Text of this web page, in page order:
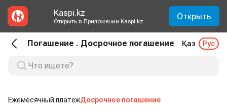
Kaspi.kz
Открыть в Приложении Kaspi.kz Открыть
Погашение . Досрочное погашение Қаз Рус
Ежемесячный платежДосрочное погашение